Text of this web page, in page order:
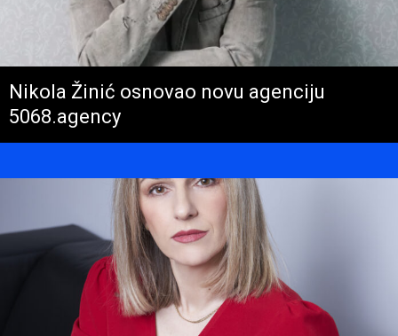
Nikola Žinić osnovao novu agenciju
5068.agency